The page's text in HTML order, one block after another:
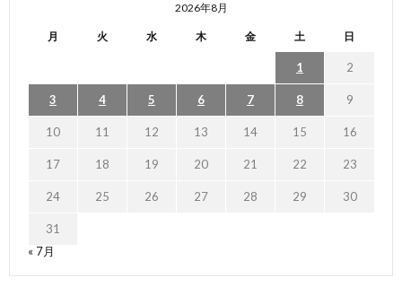
2026年8月
月 火 水 木 金 土 日
1 2
3 4 5 6 7 8 9
10 11 12 13 14 15 16
17 18 19 20 21 22 23
24 25 26 27 28 29 30
31
« 7月